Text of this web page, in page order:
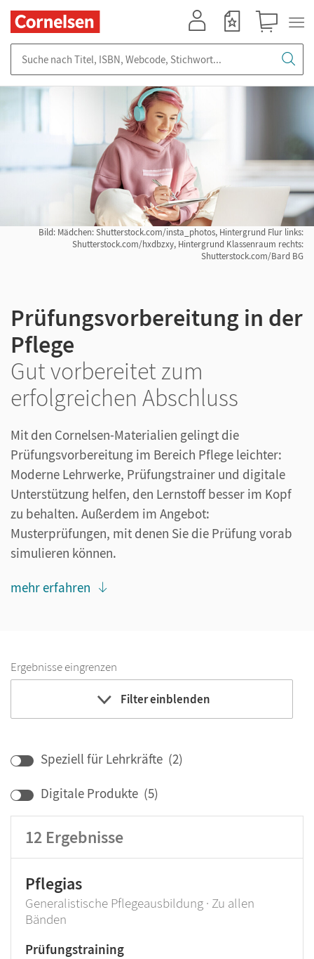
Bild: Mädchen: Shutterstock.com/insta_photos, Hintergrund Flur links:
Shutterstock.com/hxdbzxy, Hintergrund Klassenraum rechts:
Shutterstock.com/Bard BG
Prüfungsvorbereitung in der
Pflege
Gut vorbereitet zum
erfolgreichen Abschluss
Mit den Cornelsen-Materialien gelingt die
Prüfungsvorbereitung im Bereich Pflege leichter:
Moderne Lehrwerke, Prüfungstrainer und digitale
Unterstützung helfen, den Lernstoff besser im Kopf
zu behalten. Außerdem im Angebot:
Musterprüfungen, mit denen Sie die Prüfung vorab
simulieren können.
mehr erfahren
Ergebnisse eingrenzen
Filter einblenden
Lehrwerk/Reihe
Speziell für Lehrkräfte (2)
Digitale Produkte (5)
12 Ergebnisse
Pflegias
Generalistische Pflegeausbildung · Zu allen
Bänden
Prüfungstraining